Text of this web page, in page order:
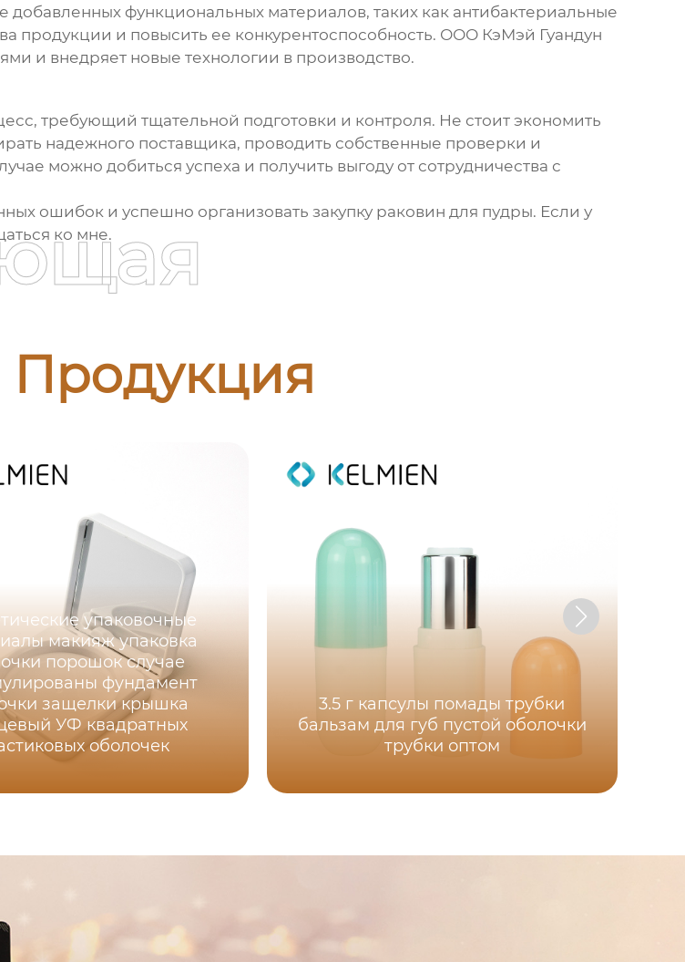
функциональных материалов, таких как антибактериальные
продукции и повысить ее конкурентоспособность. ООО КэМэй Гуандун
и внедряет новые технологии в производство.
требующий тщательной подготовки и контроля. Не стоит экономить
надежного поставщика, проводить собственные проверки и
можно добиться успеха и получить выгоду от сотрудничества с
ошибок и успешно организовать закупку раковин для пудры. Если у
ко мне.
Продукция
упаковочные
макияж упаковка
порошок случае
фундамент
защелки крышка
УФ квадратных
оболочек
3.5 г капсулы помады трубки
бальзам для губ пустой оболочки
трубки оптом